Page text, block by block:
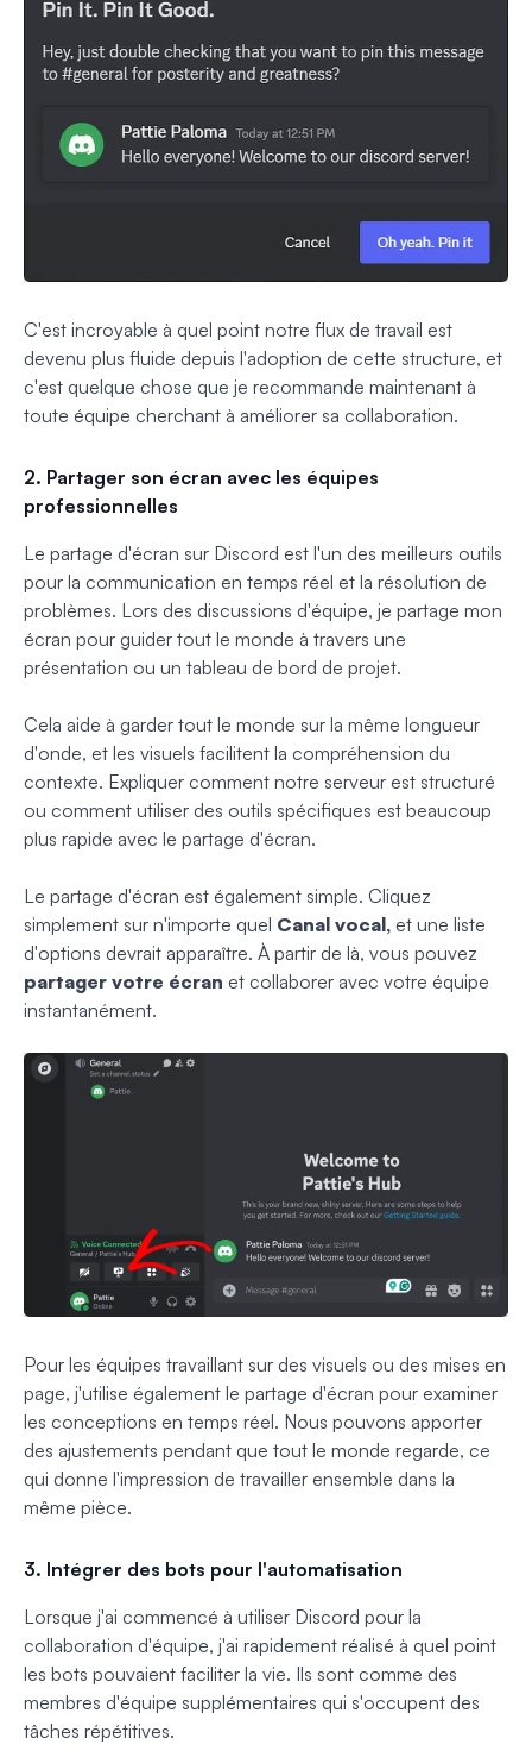
C'est incroyable à quel point notre flux de travail est
devenu plus fluide depuis l'adoption de cette structure, et
c'est quelque chose que je recommande maintenant à
toute équipe cherchant à améliorer sa collaboration.
2. Partager son écran avec les équipes
professionnelles
Le partage d'écran sur Discord est l'un des meilleurs outils
pour la communication en temps réel et la résolution de
problèmes. Lors des discussions d'équipe, je partage mon
écran pour guider tout le monde à travers une
présentation ou un tableau de bord de projet.
Cela aide à garder tout le monde sur la même longueur
d'onde, et les visuels facilitent la compréhension du
contexte. Expliquer comment notre serveur est structuré
ou comment utiliser des outils spécifiques est beaucoup
plus rapide avec le partage d'écran.
Le partage d'écran est également simple. Cliquez
simplement sur n'importe quel Canal vocal, et une liste
d'options devrait apparaître. À partir de là, vous pouvez
partager votre écran et collaborer avec votre équipe
instantanément.
Pour les équipes travaillant sur des visuels ou des mises en
page, j'utilise également le partage d'écran pour examiner
les conceptions en temps réel. Nous pouvons apporter
des ajustements pendant que tout le monde regarde, ce
qui donne l'impression de travailler ensemble dans la
même pièce.
3. Intégrer des bots pour l'automatisation
Lorsque j'ai commencé à utiliser Discord pour la
collaboration d'équipe, j'ai rapidement réalisé à quel point
les bots pouvaient faciliter la vie. Ils sont comme des
membres d'équipe supplémentaires qui s'occupent des
tâches répétitives.